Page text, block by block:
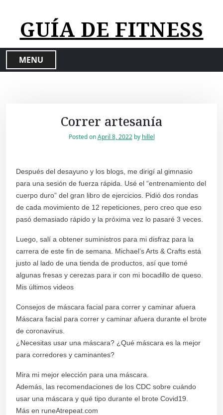
GUÍA DE FITNESS
MENU
Correr artesanía
Posted onApril 8, 2022by hillel
Después del desayuno y los blogs, me dirigí al gimnasio
para una sesión de fuerza rápida. Usé el “entrenamiento del
cuerpo duro” del gran libro de ejercicios. Pidió dos rondas
de cada movimiento de 12 repeticiones, pero creo que eso
pasó demasiado rápido y la próxima vez lo pasaré 3 veces.
Luego, salí a obtener suministros para mi disfraz para la
carrera de este fin de semana. Michael’s Arts & Crafts está
justo al lado de una tienda de productos, así que tomé
algunas fresas y cerezas para ir con mi bocadillo de queso.
Mis últimos videos
Consejos de máscara facial para correr y caminar afuera
Máscara facial para correr y caminar afuera durante el brote
de coronavirus.
¿Necesitas usar una máscara? ¿Qué máscara es la mejor
para corredores y caminantes?
Mira mi mejor elección para una máscara.
Además, las recomendaciones de los CDC sobre cuándo
usar una máscara y qué tipo durante el brote Covid19.
Más en runeAtrepeat.com